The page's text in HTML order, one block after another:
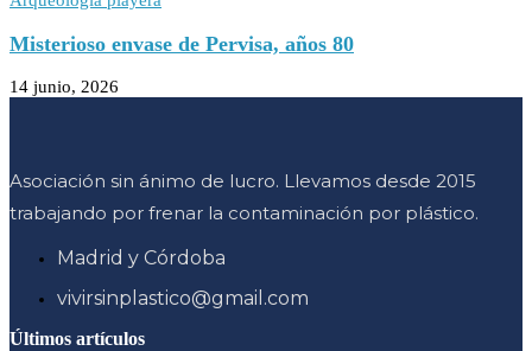
Misterioso envase de Pervisa, años 80
14 junio, 2026
Asociación sin ánimo de lucro. Llevamos desde 2015
trabajando por frenar la contaminación por plástico.
Madrid y Córdoba
vivirsinplastico@gmail.com
Últimos artículos